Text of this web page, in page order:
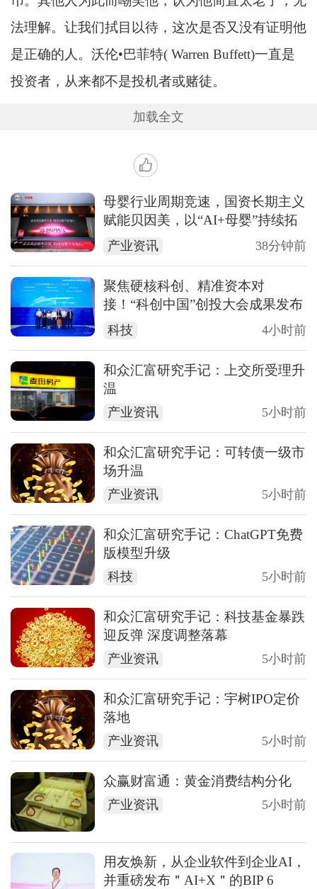
法理解。让我们拭目以待，这次是否又没有证明他
是正确的人。沃伦•巴菲特( Warren Buffett)一直是
投资者，从来都不是投机者或赌徒。
加载全文
母婴行业周期竞速，国资长期主义
赋能贝因美，以“AI+母婴”持续拓
宽生态边界
产业资讯 38分钟前
聚焦硬核科创、精准资本对
接！“科创中国”创投大会成果发布
会暨投融资对接会在深举办
科技 4小时前
和众汇富研究手记：上交所受理升
温
产业资讯 5小时前
和众汇富研究手记：可转债一级市
场升温
产业资讯 5小时前
和众汇富研究手记：ChatGPT免费
版模型升级
科技 5小时前
和众汇富研究手记：科技基金暴跌
迎反弹 深度调整落幕
产业资讯 5小时前
和众汇富研究手记：宇树IPO定价
落地
产业资讯 5小时前
众赢财富通：黄金消费结构分化
产业资讯 5小时前
用友焕新，从企业软件到企业AI，
并重磅发布＂AI+X＂的BIP 6